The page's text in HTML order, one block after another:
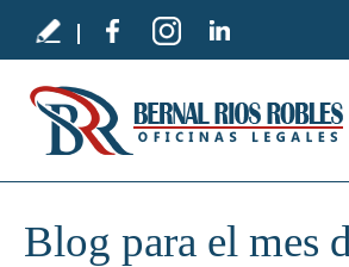
Blog para el mes